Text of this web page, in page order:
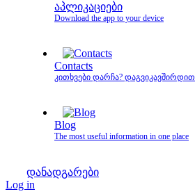
აპლიკაციები
Download the app to your device
Contacts
კითხვები დარჩა? დაგვიკავშირდით
Blog
The most useful information in one place
დანადგარები
Log in